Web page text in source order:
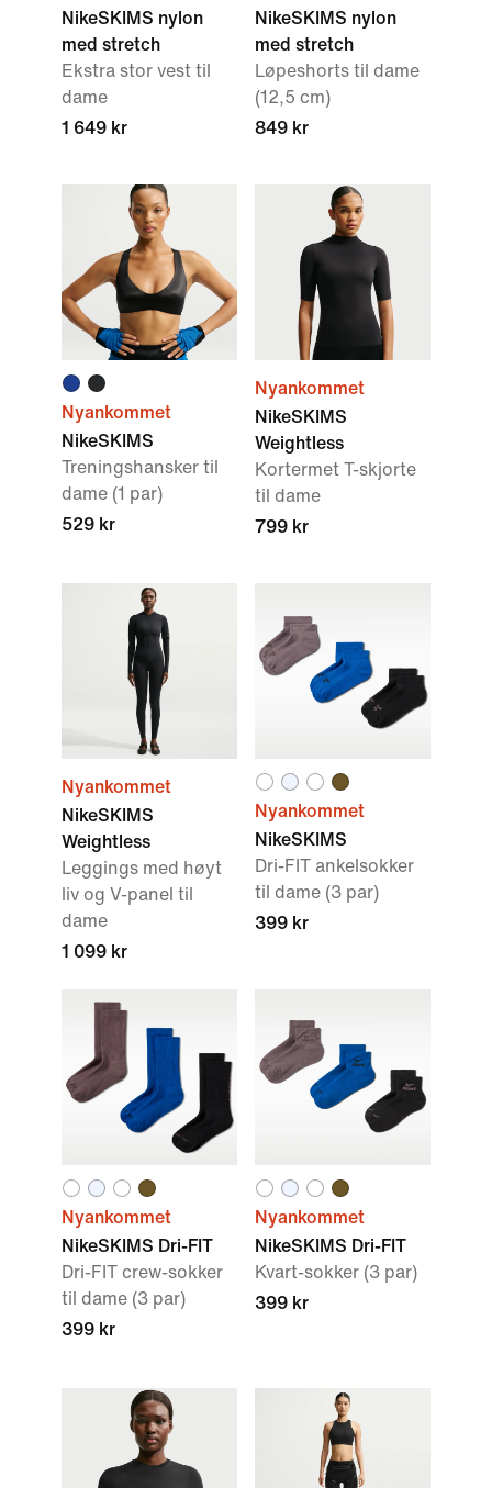
NikeSKIMS nylon
med stretch
Ekstra stor vest til
dame
1 649 kr
NikeSKIMS nylon
med stretch
Løpeshorts til dame
(12,5 cm)
849 kr
Nyankommet
NikeSKIMS
Treningshansker til
dame (1 par)
529 kr
Nyankommet
NikeSKIMS
Weightless
Kortermet T-skjorte
til dame
799 kr
Nyankommet
NikeSKIMS
Weightless
Leggings med høyt
liv og V-panel til
dame
1 099 kr
Nyankommet
NikeSKIMS
Dri-FIT ankelsokker
til dame (3 par)
399 kr
Nyankommet
NikeSKIMS Dri-FIT
Dri-FIT crew-sokker
til dame (3 par)
399 kr
Nyankommet
NikeSKIMS Dri-FIT
Kvart-sokker (3 par)
399 kr